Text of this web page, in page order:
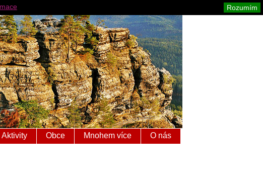
Aktivity Obce Mnohem více O nás
Rozumím